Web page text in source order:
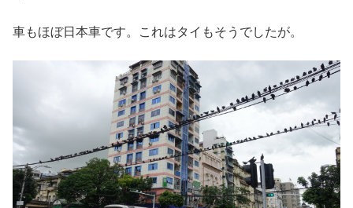
車もほぼ日本車です。これはタイもそうでしたが。